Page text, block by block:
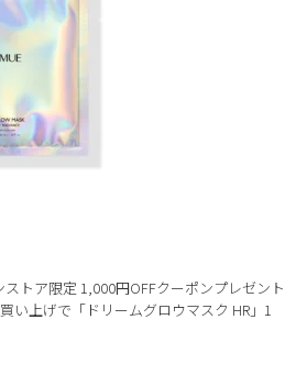
ストア限定 1,000円OFFクーポンプレゼント
い上げで「ドリームグロウマスク HR」1